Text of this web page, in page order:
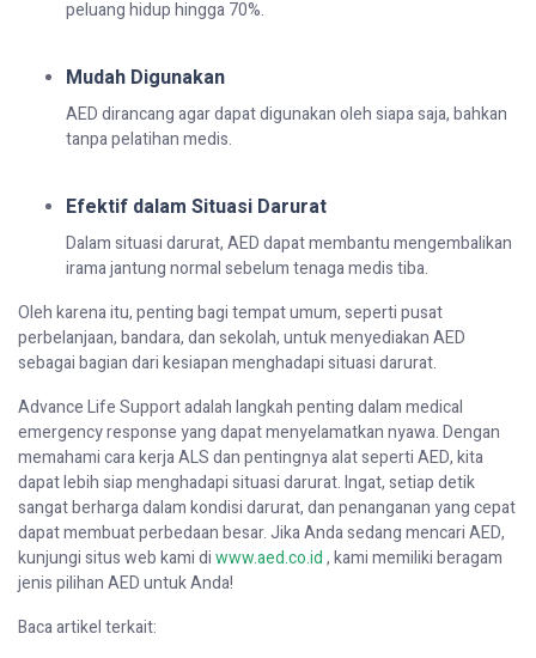
peluang hidup hingga 70%.
Mudah Digunakan
AED dirancang agar dapat digunakan oleh siapa saja, bahkan
tanpa pelatihan medis.
Efektif dalam Situasi Darurat
Dalam situasi darurat, AED dapat membantu mengembalikan
irama jantung normal sebelum tenaga medis tiba.
Oleh karena itu, penting bagi tempat umum, seperti pusat
perbelanjaan, bandara, dan sekolah, untuk menyediakan AED
sebagai bagian dari kesiapan menghadapi situasi darurat.
Advance Life Support adalah langkah penting dalam medical
emergency response yang dapat menyelamatkan nyawa. Dengan
memahami cara kerja ALS dan pentingnya alat seperti AED, kita
dapat lebih siap menghadapi situasi darurat. Ingat, setiap detik
sangat berharga dalam kondisi darurat, dan penanganan yang cepat
dapat membuat perbedaan besar. Jika Anda sedang mencari AED,
kunjungi situs web kami diwww.aed.co.id, kami memiliki beragam
jenis pilihan AED untuk Anda!
Baca artikel terkait: